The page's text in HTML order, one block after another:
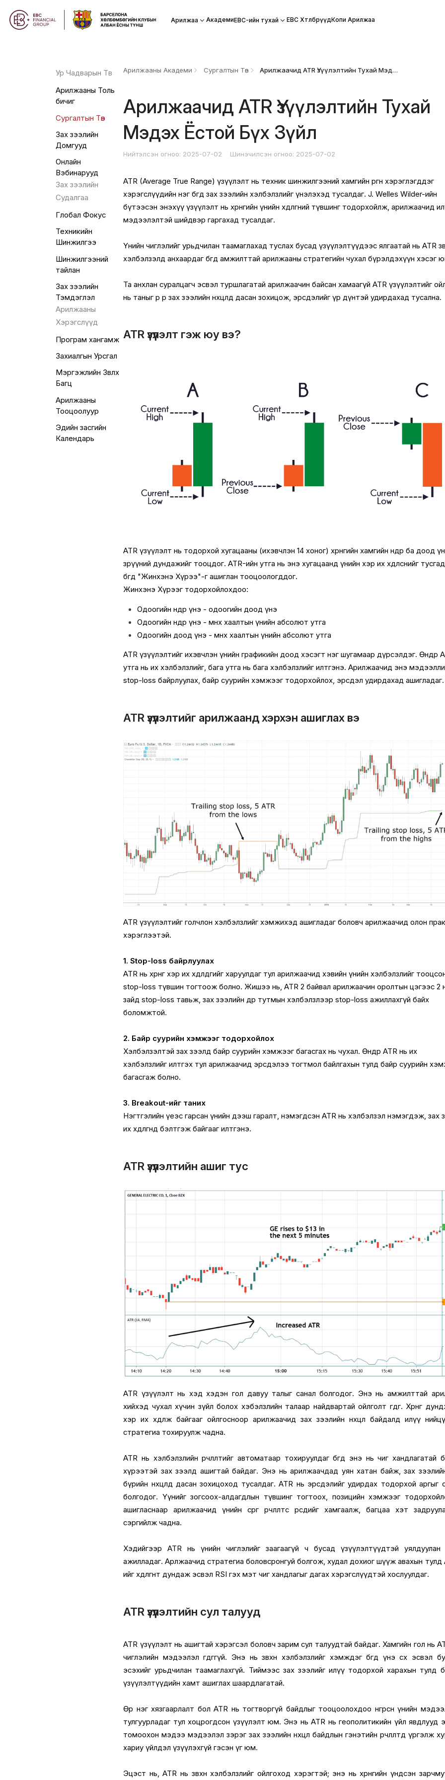
Арилжаа АкадемиEBC-ийн тухай EBC ХөтөлбөрүүдКопи Арилжаа
Ур Чадварын Төв
Арилжааны Толь
бичиг
Сургалтын Төв
Зах зээлийн
Домгууд
Онлайн
Вэбинарууд
Зах зээлийн
Судалгаа
Глобал Фокус
Техникийн
Шинжилгээ
Шинжилгээний
тайлан
Зах зээлийн
Тэмдэглэл
Арилжааны
Хэрэгслүүд
Програм хангамж
Захиалгын Урсгал
Мэргэжлийн Зөвлөх
Багц
Арилжааны
Тооцоолуур
Эдийн засгийн
Календарь
Арилжааны Академи Сургалтын Төв Арилжаачид ATR Үзүүлэлтийн Тухай Мэдэх Ёстой Бүх Зүйл
Арилжаачид ATR Үзүүлэлтийн Тухай
Мэдэх Ёстой Бүх Зүйл
Нийтэлсэн огноо: 2025-07-02 Шинэчилсэн огноо: 2025-07-02
ATR (Average True Range) үзүүлэлт нь техник шинжилгээний хамгийн өргөн хэрэглэгддэг
хэрэгслүүдийн нэг бөгөөд зах зээлийн хэлбэлзлийг үнэлэхэд тусалдаг. J. Welles Wilder-ийн
бүтээсэн энэхүү үзүүлэлт нь хөрөнгийн үнийн хөдөлгөөний түвшинг тодорхойлж, арилжаачид
мэдээлэлтэй шийдвэр гаргахад тусалдаг.
Үнийн чиглэлийг урьдчилан таамаглахад туслах бусад үзүүлэлтүүдээс ялгаатай нь ATR
хэлбэлзэлд анхаардаг бөгөөд амжилттай арилжааны стратегийн чухал бүрэлдэхүүн хэсэг
Та анхлан суралцагч эсвэл туршлагатай арилжаачин байсан хамаагүй ATR үзүүлэлтийг
нь таныг өөр өөр зах зээлийн нөхцөлд дасан зохицож, эрсдэлийг үр дүнтэй удирдахад тусална.
ATR үзүүлэлт гэж юу вэ?
ATR үзүүлэлт нь тодорхой хугацааны (ихэвчлэн 14 хоног) хөрөнгийн хамгийн өндөр ба доод
зөрүүний дундажийг тооцдог. ATR-ийн утга нь энэ хугацаанд үнийн хэр их хөдөлснийг
бөгөөд "Жинхэнэ Хүрээ"-г ашиглан тооцоологддог.
Жинхэнэ Хүрээг тодорхойлохдоо:
Одоогийн өндөр үнэ - одоогийн доод үнэ
Одоогийн өндөр үнэ - өмнөх хаалтын үнийн абсолют утга
Одоогийн доод үнэ - өмнөх хаалтын үнийн абсолют утга
ATR үзүүлэлтийг ихэвчлэн үнийн графикийн доод хэсэгт нэг шугамаар дүрсэлдэг. Өндөр
утга нь их хэлбэлзлийг, бага утга нь бага хэлбэлзлийг илтгэнэ. Арилжаачид энэ
stop-loss байрлуулах, байр суурийн хэмжээг тодорхойлох, эрсдэл удирдахад ашигладаг.
ATR үзүүлэлтийг арилжаанд хэрхэн ашиглах вэ
ATR үзүүлэлтийг голчлон хэлбэлзлийг хэмжихэд ашигладаг боловч арилжаачид олон
хэрэглээтэй.
1. Stop-loss байрлуулах
ATR нь хөрөнгө хэр их хөдөлдөгийг харуулдаг тул арилжаачид хэвийн үнийн хэлбэлзлийг
stop-loss түвшин тогтоож болно. Жишээ нь, ATR 2 байвал арилжаачин оролтын цэгээс 2
зайд stop-loss тавьж, зах зээлийн өдөр тутмын хэлбэлзлээр stop-loss ажиллахгүй байх
боломжтой.
2. Байр суурийн хэмжээг тодорхойлох
Хэлбэлзэлтэй зах зээлд байр суурийн хэмжээг багасгах нь чухал. Өндөр ATR нь их
хэлбэлзлийг илтгэх тул арилжаачид эрсдэлээ тогтмол байлгахын тулд байр суурийн
багасгаж болно.
3. Breakout-ийг таних
Нэгтгэлийн үеэс гарсан үнийн дээш гаралт, нэмэгдсэн ATR нь хэлбэлзэл нэмэгдэж, зах
их хөдөлгөөнд бэлтгэж байгааг илтгэнэ.
ATR үзүүлэлтийн ашиг тус
ATR үзүүлэлт нь хэд хэдэн гол давуу талыг санал болгодог. Энэ нь амжилттай
хийхэд чухал хүчин зүйл болох хэбэлзлийн талаар найдвартай ойлголт өгдөг. Хөрөнгө
хэр их хөдөлж байгааг ойлгосноор арилжаачид зах зээлийн нөхцөл байдалд илүү
стратегиа тохируулж чадна.
ATR нь хэлбэлзлийн өөрчлөлтийг автоматаар тохируулдаг бөгөөд энэ нь чиг хандлагатай
хүрээтэй зах зээлд ашигтай байдаг. Энэ нь арилжаачдад уян хатан байж, зах
бүрийн нөхцөлд дасан зохицоход тусалдаг. ATR нь эрсдэлийг удирдах тодорхой аргыг
болгодог. Үүнийг зогсоох-алдагдлын түвшинг тогтоох, позицийн хэмжээг
ашигласнаар арилжаачид үнийн сөрөг өөрчлөлтөөс өөрсдийгөө хамгаалж, багцаа хэт
сэргийлж чадна.
Хэдийгээр ATR нь үнийн чиглэлийг заагаагүй ч бусад үзүүлэлтүүдтэй уялдуулан
ажилладаг. Арлжаачид стратегиа боловсронгуй болгож, худал дохиог шүүж авахын тулд
ийг хөдөлгөөнт дундаж эсвэл RSI гэх мэт чиг хандлагыг дагах хэрэгслүүдтэй хослуулдаг.
ATR үзүүлэлтийн сул талууд
ATR үзүүлэлт нь ашигтай хэрэгсэл боловч зарим сул талуудтай байдаг. Хамгийн гол нь
чиглэлийн мэдээлэл өгдөггүй. Энэ нь зөвхөн хэлбэлзлийг хэмждэг бөгөөд үнэ өсөх эсвэл
эсэхийг урьдчилан таамаглахгүй. Тиймээс зах зээлийг илүү тодорхой харахын тулд
үзүүлэлтүүдийн хамт ашиглах шаардлагатай.
Өөр нэг хязгаарлалт бол ATR нь тогтворгүй байдлыг тооцоолохдоо өнгөрсөн үнийн
тулгуурладаг тул хоцрогдсон үзүүлэлт юм. Энэ нь ATR нь геополитикийн үйл явдлууд
томоохон мэдээ мэдээлэл зэрэг зах зээлийн нөхцөл байдлын гэнэтийн өөрчлөлтөд үргэлж
хариу үйлдэл үзүүлэхгүй гэсэн үг юм.
Эцэст нь, ATR нь зөвхөн хэлбэлзлийг ойлгоход хэрэгтэй; энэ нь хөрөнгийн үндсэн